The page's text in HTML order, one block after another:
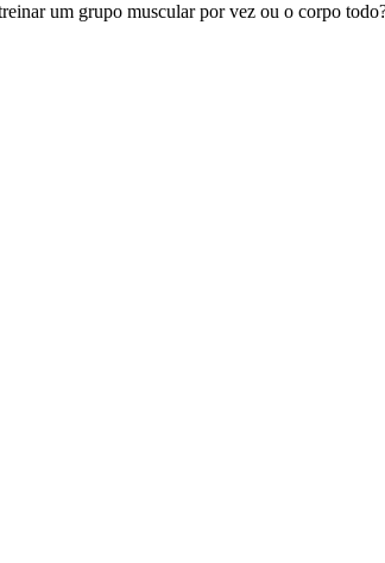
um grupo muscular por vez ou o corpo